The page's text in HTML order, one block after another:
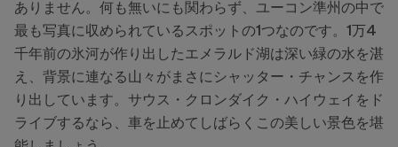
ありません。何も無いにも関わらず、ユーコン準州の中で
最も写真に収められているスポットの1つなのです。1万4
千年前の氷河が作り出したエメラルド湖は深い緑の水を湛
え、背景に連なる山々がまさにシャッター・チャンスを作
り出しています。サウス・クロンダイク・ハイウェイをド
ライブするなら、車を止めてしばらくこの美しい景色を堪